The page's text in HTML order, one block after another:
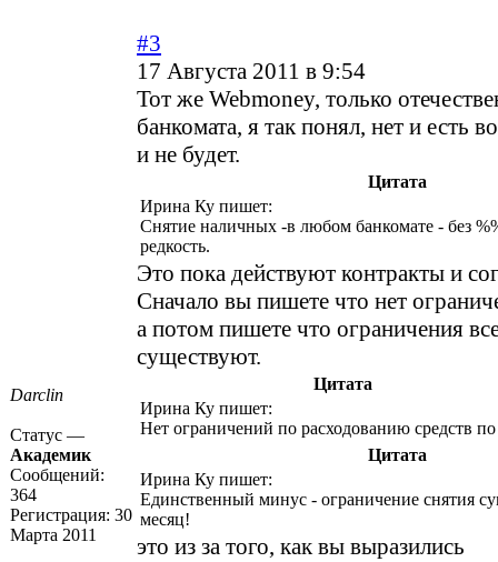
Darclin
Статус —
Академик
Сообщений:
364
Регистрация: 30
Марта 2011
#3
17 Августа 2011 в 9:54
Тот же Webmoney, только
банкомата, я так понял, нет и есть
и не будет.
Цитата
Ирина Ку пишет:
Снятие наличных -в любом банкомате - без
редкость.
Это пока действуют контракты и
Сначало вы пишете что нет
а потом пишете что ограничения
существуют.
Цитата
Ирина Ку пишет:
Нет ограничений по расходованию средств по
Цитата
Ирина Ку пишет:
Единственный минус - ограничение снятия
месяц!
это из за того, как вы выразились